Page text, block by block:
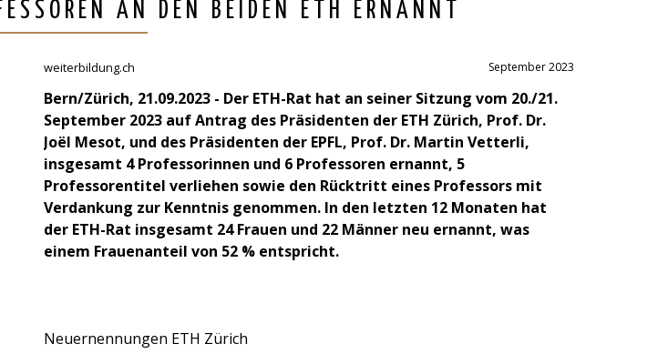
AN DEN BEIDEN ETH ERNANNT
weiterbildung.ch September 2023
Bern/Zürich, 21.09.2023 - Der ETH-Rat hat an seiner Sitzung vom 20./21.
September 2023 auf Antrag des Präsidenten der ETH Zürich, Prof. Dr.
Joël Mesot, und des Präsidenten der EPFL, Prof. Dr. Martin Vetterli,
insgesamt 4 Professorinnen und 6 Professoren ernannt, 5
Professorentitel verliehen sowie den Rücktritt eines Professors mit
Verdankung zur Kenntnis genommen. In den letzten 12 Monaten hat
der ETH-Rat insgesamt 24 Frauen und 22 Männer neu ernannt, was
einem Frauenanteil von 52 % entspricht.
Neuernennungen ETH Zürich